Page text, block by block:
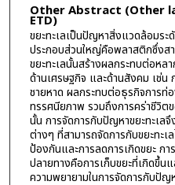
Other Abstract (Other
ETD)
ขยะทะเลเป็นปัญหาสิ่งแวดล้อมระ
ประกอบส่วนใหญ่คือพลาสติกซึ่งส
ขยะทะเลนั้นสร้างผลกระทบต่อห
ด้านเศรษฐกิจ และด้านสังคม เช่น
ชายหาด ผลกระทบต่อธุรกิจการท่
ทรรศนียภาพ รวมถึงการคร่าชีวิ
นั้น การจัดการกับปัญหาขยะทะเล
ต่างๆ ที่สามารถจัดการกับขยะทะ
ป้องกันและการลดการเกิดขยะ กา
ปลายทางคือการเก็บขยะที่เกิดขึ้น
ความพยายามในการจัดการกับปั